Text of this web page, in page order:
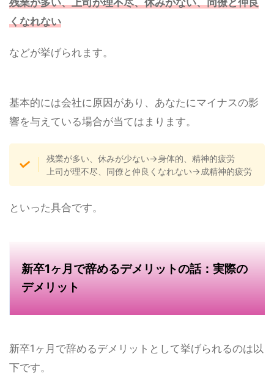
くなれない
などが挙げられます。
基本的には会社に原因があり、あなたにマイナスの影
響を与えている場合が当てはまります。
残業が多い、休みが少ない→身体的、精神的疲労
上司が理不尽、同僚と仲良くなれない→成精神的疲労
といった具合です。
新卒1ヶ月で辞めるデメリットの話：実際の
デメリット
新卒1ヶ月で辞めるデメリットとして挙げられるのは以
下です。